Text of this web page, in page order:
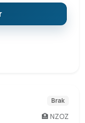
Brak
🏥 NZOZ